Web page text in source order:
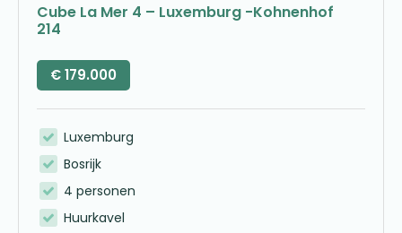
Cube La Mer 4 – Luxemburg -Kohnenhof
214
€179.000
Luxemburg
Bosrijk
4 personen
Huurkavel